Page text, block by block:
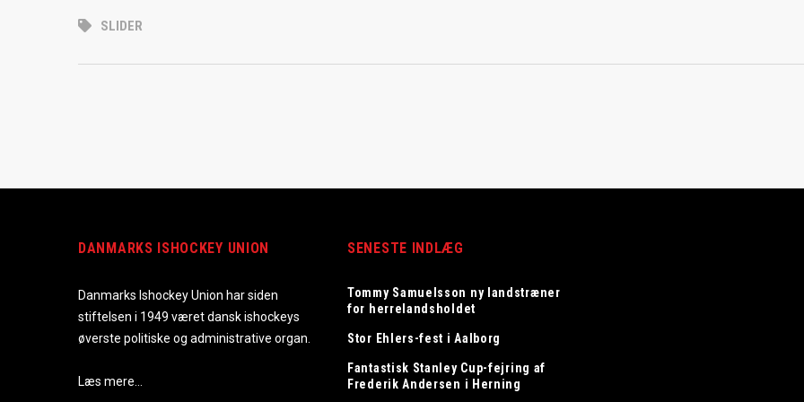
SLIDER
DANMARKS ISHOCKEY UNION
Danmarks Ishockey Union har siden
stiftelsen i 1949 været dansk ishockeys
øverste politiske og administrative organ.
Læs mere…
SENESTE INDLÆG
Tommy Samuelsson ny landstræner
for herrelandsholdet
Stor Ehlers-fest i Aalborg
Fantastisk Stanley Cup-fejring af
Frederik Andersen i Herning